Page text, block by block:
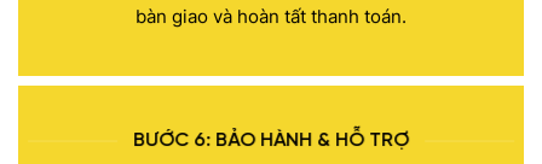
kiểm tra kỹ lưỡng và bàn giao cho khách hàng, sau đó
bàn giao và hoàn tất thanh toán.
BƯỚC 6: BẢO HÀNH & HỖ TRỢ